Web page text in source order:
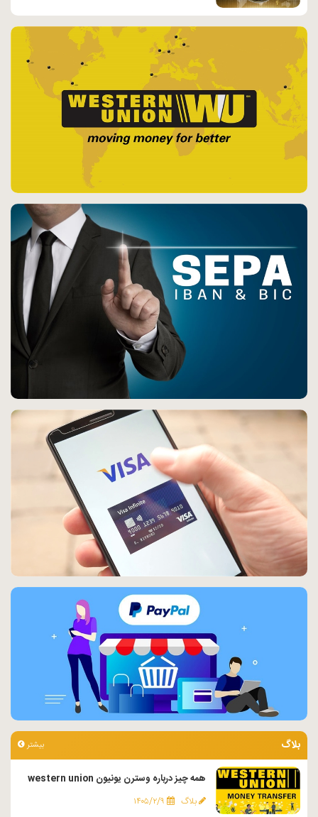
بلاگ بیشتر
همه چیز درباره وسترن یونیون western union
بلاگ ۱۴۰۵/۲/۹